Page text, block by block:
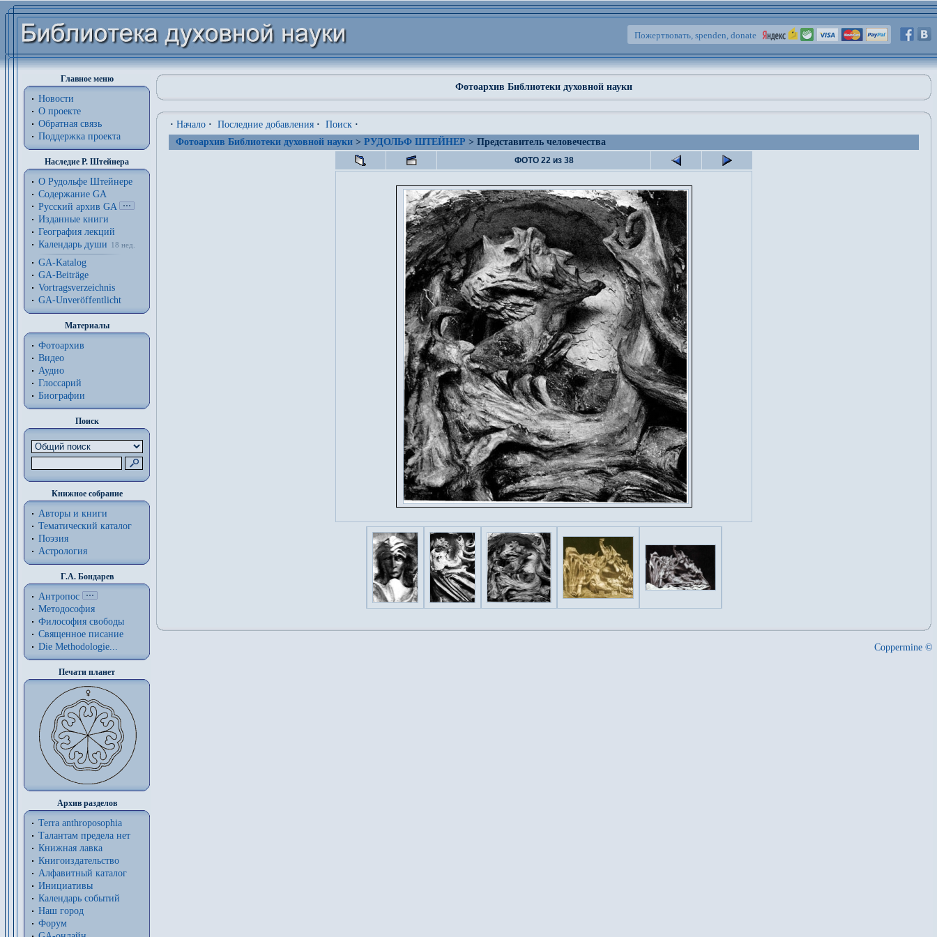
Пожертвовать, spenden, donate
Главное меню
Новости
О проекте
Обратная связь
Поддержка проекта
Наследие Р. Штейнера
О Рудольфе Штейнере
Содержание GA
Русский архив GA
Изданные книги
География лекций
Календарь души
18 нед.
GA-Katalog
GA-Beiträge
Vortragsverzeichnis
GA-Unveröffentlicht
Материалы
Фотоархив
Видео
Аудио
Глоссарий
Биографии
Поиск
Книжное собрание
Авторы и книги
Тематический каталог
Поэзия
Астрология
Г.А. Бондарев
Антропос
Методософия
Философия cвободы
Священное писание
Die Methodologie...
Печати планет
Архив разделов
Terra anthroposophia
Талантам предела нет
Книжная лавка
Книгоиздательство
Алфавитный каталог
Инициативы
Календарь событий
Наш город
Форум
Фотоархив Библиотеки духовной науки
· Начало · Последние добавления · Поиск ·
Фотоархив Библиотеки духовной науки > РУДОЛЬФ ШТЕЙНЕР > Представитель человечества
ФОТО 22 из 38
Coppermine ©